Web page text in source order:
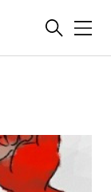
메